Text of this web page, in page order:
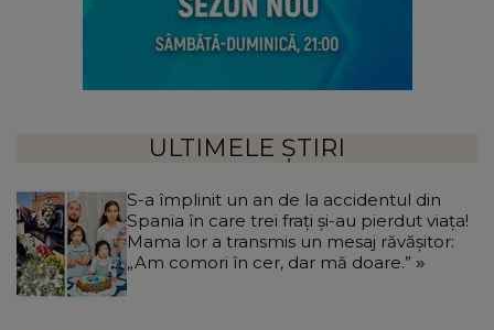
ULTIMELE ȘTIRI
S-a împlinit un an de la accidentul din
Spania în care trei frați și-au pierdut viața!
Mama lor a transmis un mesaj răvășitor:
„Am comori în cer, dar mă doare.”